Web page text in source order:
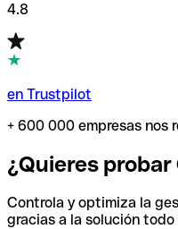
4.8
en Trustpilot
+ 600 000 empresas nos
¿Quieres probar
Controla y optimiza la
gracias a la solución todo